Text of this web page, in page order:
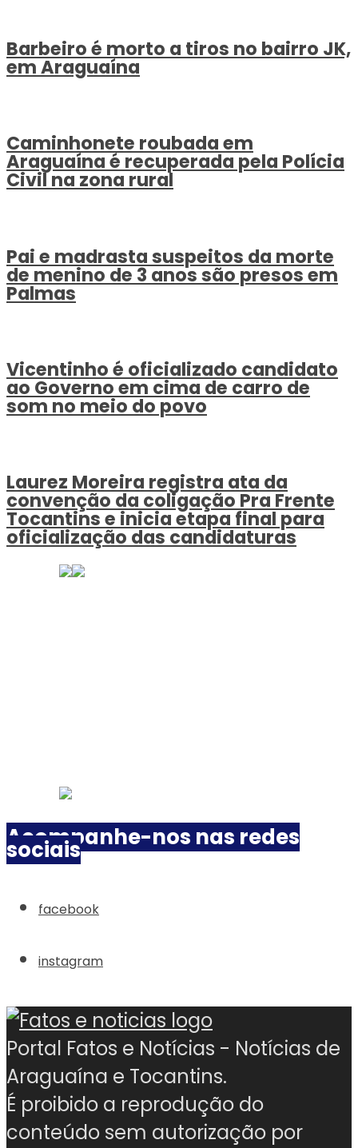
Barbeiro é morto a tiros no bairro JK,
em Araguaína
Caminhonete roubada em
Araguaína é recuperada pela Polícia
Civil na zona rural
Pai e madrasta suspeitos da morte
de menino de 3 anos são presos em
Palmas
Vicentinho é oficializado candidato
ao Governo em cima de carro de
som no meio do povo
Laurez Moreira registra ata da
convenção da coligação Pra Frente
Tocantins e inicia etapa final para
oficialização das candidaturas
Acompanhe-nos nas redes
sociais
facebook
instagram
Portal Fatos e Notícias - Notícias de
Araguaína e Tocantins.
É proibido a reprodução do
conteúdo sem autorização por